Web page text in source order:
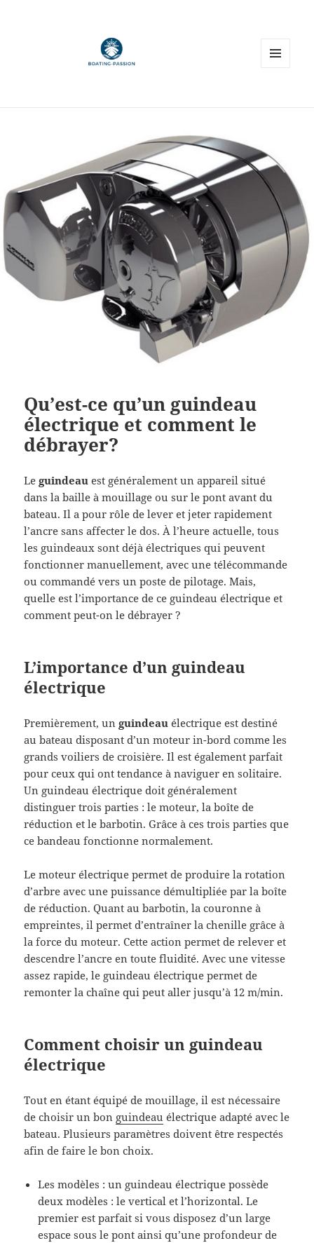
Qu’est-ce qu’un guindeau
électrique et comment le
débrayer?
Leguindeau est généralement un appareil situé
dans la baille à mouillage ou sur le pont avant du
bateau. Il a pour rôle de lever et jeter rapidement
l’ancre sans affecter le dos. À l’heure actuelle, tous
les guindeaux sont déjà électriques qui peuvent
fonctionner manuellement, avec une télécommande
ou commandé vers un poste de pilotage. Mais,
quelle est l’importance de ce guindeau électrique et
comment peut-on le débrayer ?
L’importance d’un guindeau
électrique
Premièrement, unguindeau électrique est destiné
au bateau disposant d’un moteur in-bord comme les
grands voiliers de croisière. Il est également parfait
pour ceux qui ont tendance à naviguer en solitaire.
Un guindeau électrique doit généralement
distinguer trois parties : le moteur, la boîte de
réduction et le barbotin. Grâce à ces trois parties que
ce bandeau fonctionne normalement.
Le moteur électrique permet de produire la rotation
d’arbre avec une puissance démultipliée par la boîte
de réduction. Quant au barbotin, la couronne à
empreintes, il permet d’entraîner la chenille grâce à
la force du moteur. Cette action permet de relever et
descendre l’ancre en toute fluidité. Avec une vitesse
assez rapide, le guindeau électrique permet de
remonter la chaîne qui peut aller jusqu’à 12 m/min.
Comment choisir un guindeau
électrique
Tout en étant équipé de mouillage, il est nécessaire
de choisir un bon guindeau électrique adapté avec le
bateau. Plusieurs paramètres doivent être respectés
afin de faire le bon choix.
Les modèles : un guindeau électrique possède
deux modèles : le vertical et l’horizontal. Le
premier est parfait si vous disposez d’un large
espace sous le pont ainsi qu’une profondeur de